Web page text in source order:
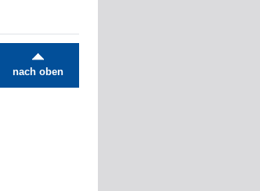
nach oben